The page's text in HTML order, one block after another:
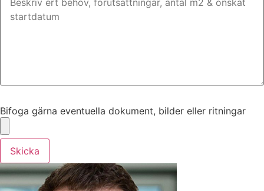
Bifoga gärna eventuella dokument, bilder eller ritningar
Skicka